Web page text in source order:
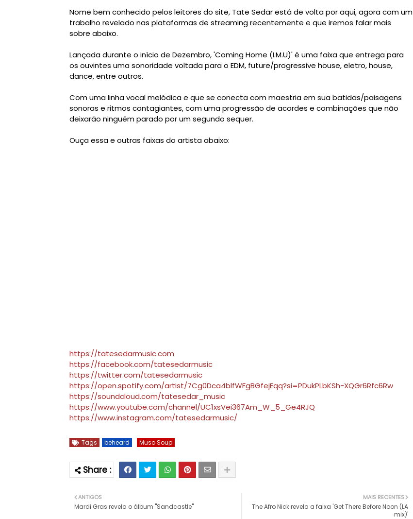
Nome bem conhecido pelos leitores do site, Tate Sedar está de volta por aqui, agora com um
trabalho revelado nas plataformas de streaming recentemente e que iremos falar mais
sobre abaixo.
Lançada durante o início de Dezembro, 'Coming Home (I.M.U)' é uma faixa que entrega para
os ouvintes uma sonoridade voltada para o EDM, future/progressive house, eletro, house,
dance, entre outros.
Com uma linha vocal melódica e que se conecta com maestria em sua batidas/paisagens
sonoras e ritmos contagiantes, com uma progressão de acordes e combinações que não
deixarão ninguém parado por um segundo sequer.
Ouça essa e outras faixas do artista abaixo:
https://tatesedarmusic.com
https://facebook.com/tatesedarmusic
https://twitter.com/tatesedarmusic
https://open.spotify.com/artist/7Cg0Dca4blfWFgBGfejEqq?si=PDukPLbKSh-XQGr6Rfc6Rw
https://soundcloud.com/tatesedar_music
https://www.youtube.com/channel/UC1xsVei367Am_W_5_Ge4RJQ
https://www.instagram.com/tatesedarmusic/
Tags beheard Muso Soup
MAIS RECENTES
The Afro Nick revela a faixa 'Get There Before Noon (LA
mix)'
ANTIGOS
Mardi Gras revela o álbum "Sandcastle"